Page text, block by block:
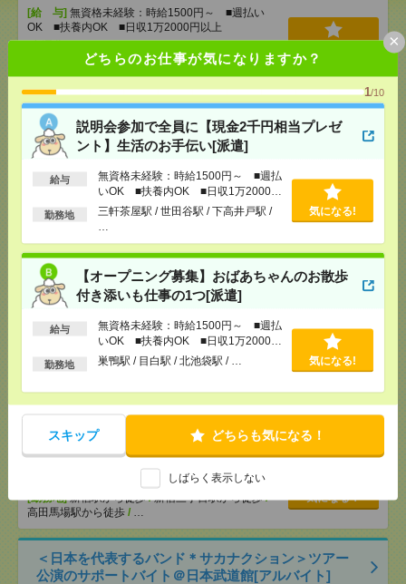
どちらのお仕事が気になりますか？
1/10
説明会参加で全員に【現金2千円相当プレゼ
ント】生活のお手伝い[派遣]
給与
無資格未経験：時給1500円～ ■週払
いOK ■扶養内OK ■日収1万2000円
以上
勤務地
三軒茶屋駅 / 世田谷駅 / 下高井戸駅 /
気になる!
【オープニング募集】おばあちゃんのお散歩
付き添いも仕事の1つ[派遣]
給与
無資格未経験：時給1500円～ ■週払
いOK ■扶養内OK ■日収1万2000円
以上
勤務地 巣鴨駅 / 目白駅 / 北池袋駅 / … 気になる!
スキップ どちらも気になる！
しばらく表示しない
×
[給 与] 無資格未経験：時給1500円～ ■週払い
OK ■扶養内OK ■日収1万2000円以上
三軒茶屋駅/世田谷駅/下高井戸駅/ …
【オープニング募集】おばあちゃんのお散歩付き添
いも仕事の1つ[派遣]
[給 与]無資格未経験：時給1500円～ ■週払い
OK ■扶養内OK ■日収1万2000円以上
交通費全額支給
[勤務地]巣鴨駅/目白駅/北池袋駅/…
気になる！
時給2600円＊ほぼ在宅！週3～4日＆16時迄OK！補助
金申請のサポート業務[派遣]
[交通費]全額支給
ら徒歩6分
気になる！
【シフト自由・現金手渡しOK】iPhoneなどスマホの
充電を繋げるだけ！[派遣]
り） ■初勤務手当あり ※規定による
[勤務地]新宿駅から徒歩/新宿三丁目駅から徒歩/
高田馬場駅から徒歩 / …
気になる！
＜日本を代表するバンド＊サカナクション＞ツアー
公演のサポートバイト＠日本武道館[アルバイト]